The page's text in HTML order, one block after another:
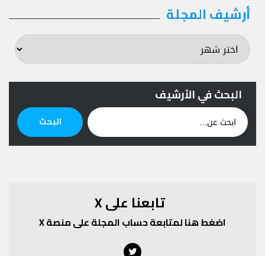
أرشيف المجلة أرشيف
المجلة
البحث في الأرشيف
عن:
البحث
تابعنا على X
اضغط هنا لمتابعة حساب المجلة على منصة X